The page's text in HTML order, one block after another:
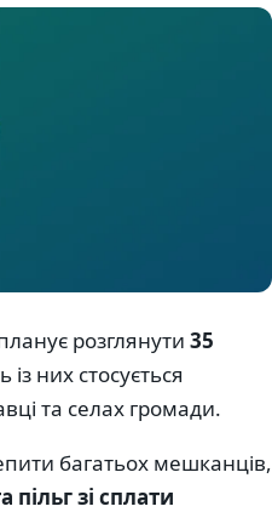
розглянути 35
із них стосується
та селах громади.
багатьох мешканців,
пільг зі сплати